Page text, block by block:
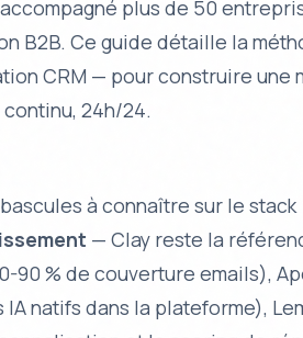
plus de 50
B2B. Ce guide détaille la
CRM — pour construire une
24h/24.
à connaître sur le stack
— Clay reste la
90 % de couverture emails),
natifs dans la plateforme),